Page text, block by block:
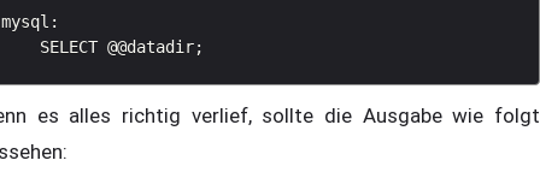
mysql:
es alles richtig verlief, sollte die Ausgabe wie folgt